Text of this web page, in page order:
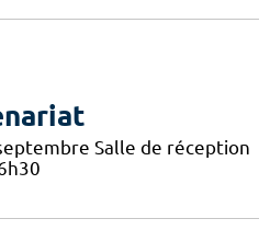
Salle de réception